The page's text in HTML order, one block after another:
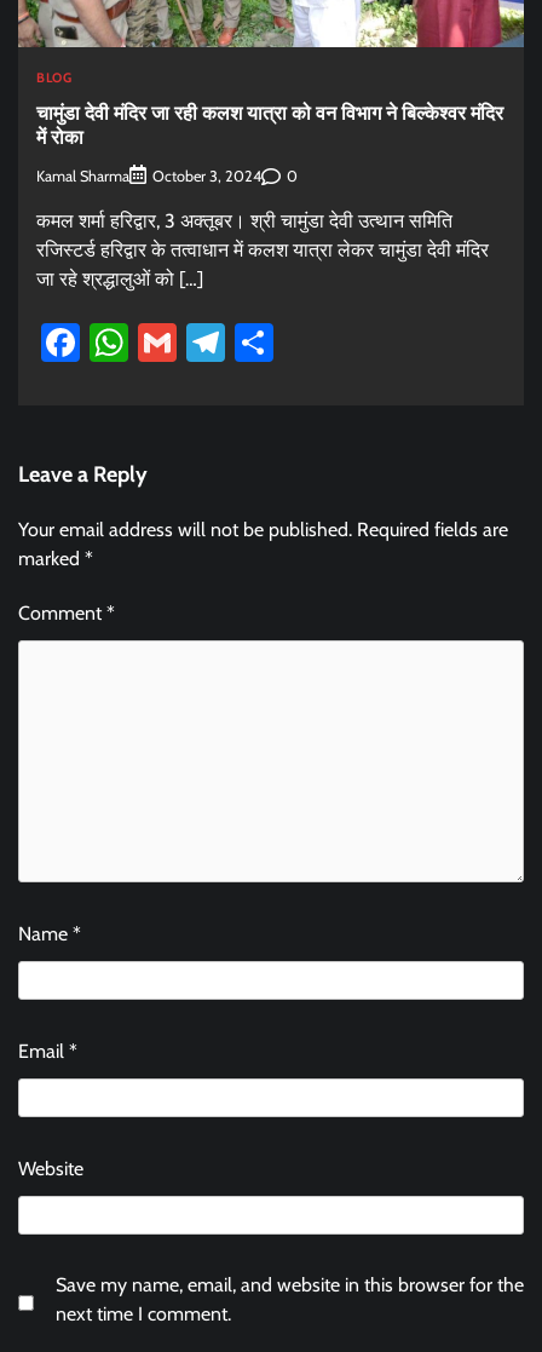
BLOG
चामुंडा देवी मंदिर जा रही कलश यात्रा को वन विभाग ने बिल्केश्वर मंदिर
में रोका
Kamal Sharma October 3, 2024 0
कमल शर्मा हरिद्वार, 3 अक्तूबर। श्री चामुंडा देवी उत्थान समिति
रजिस्टर्ड हरिद्वार के तत्वाधान में कलश यात्रा लेकर चामुंडा देवी मंदिर
जा रहे श्रद्धालुओं को […]
Facebook
WhatsApp
GmailTelegram
Leave a Reply
Your email address will not be published. Required fields are
marked *
Comment*
Name *
Email *
Website
Save my name, email, and website in this browser for the
next time I comment.